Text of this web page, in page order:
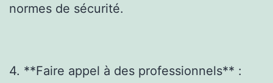
normes de sécurité.
4. **Faire appel à des professionnels** :